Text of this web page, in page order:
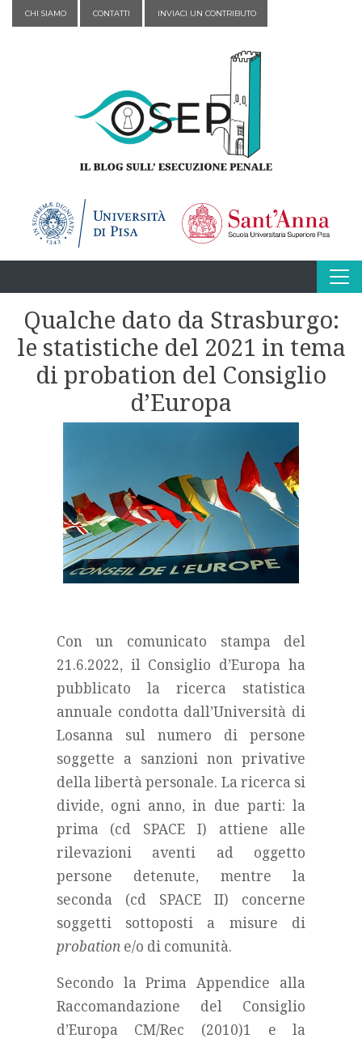
Vai al contenuto
CHI SIAMO CONTATTI INVIACI UN CONTRIBUTO
Qualche dato da Strasburgo:
le statistiche del 2021 in tema
di probation del Consiglio
d’Europa
Con un comunicato stampa del
21.6.2022, il Consiglio d’Europa ha
pubblicato la ricerca statistica
annuale condotta dall’Università di
Losanna sul numero di persone
soggette a sanzioni non privative
della libertà personale. La ricerca si
divide, ogni anno, in due parti: la
prima (cd SPACE I) attiene alle
rilevazioni aventi ad oggetto
persone detenute, mentre la
seconda (cd SPACE II) concerne
soggetti sottoposti a misure di
probatione/o di comunità.
Secondo la Prima Appendice alla
Raccomandazione del Consiglio
d’Europa CM/Rec (2010)1 e la